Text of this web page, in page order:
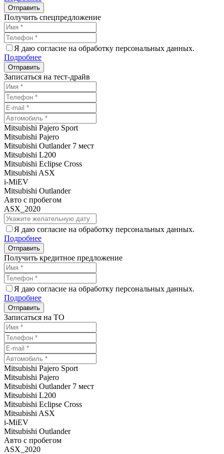
Получить спецпредложение
Я даю согласие на обработку персональных данных.
Подробнее
Записаться на тест-драйв
Mitsubishi Pajero Sport
Mitsubishi Pajero
Mitsubishi Outlander 7 мест
Mitsubishi L200
Mitsubishi Eclipse Cross
Mitsubishi ASX
i-MiEV
Mitsubishi Outlander
Авто с пробегом
ASX_2020
Я даю согласие на обработку персональных данных.
Подробнее
Получить кредитное предложение
Я даю согласие на обработку персональных данных.
Подробнее
Записаться на ТО
Mitsubishi Pajero Sport
Mitsubishi Pajero
Mitsubishi Outlander 7 мест
Mitsubishi L200
Mitsubishi Eclipse Cross
Mitsubishi ASX
i-MiEV
Mitsubishi Outlander
Авто с пробегом
ASX_2020